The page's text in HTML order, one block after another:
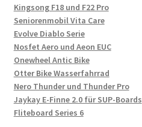
Kingsong F18 und F22 Pro
Seniorenmobil Vita Care
Evolve Diablo Serie
Nosfet Aero und Aeon EUC
Onewheel Antic Bike
Otter Bike Wasserfahrrad
Nero Thunder und Thunder Pro
Jaykay E-Finne 2.0 für SUP-Boards
Fliteboard Series 6